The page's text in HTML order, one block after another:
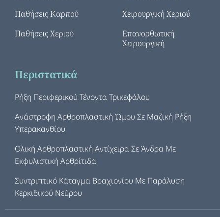
Παθήσεις Καρπού
Παθήσεις Χεριού
Χειρουργική Χεριού
Επανορθωτική
Χειρουργική
Περιστατικά
Ρήξη Περιφερικού Τένοντα Τρικεφάλου
Ανάστροφη Αρθροπλαστική Ώμου Σε Μαζική Ρήξη
Υπερακανθίου
Ολική Αρθροπλαστική Αντίχειρα Σε Άνδρα Με
Εκφυλιστική Αρθρίτιδα
Συντριπτικό Κάταγμα Βραχιονίου Με Παράλυση
Κερκιδικού Νεύρου